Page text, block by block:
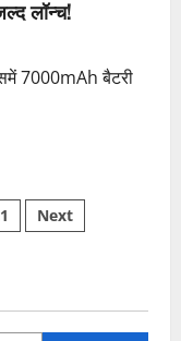
लॉन्च!
7000mAh बैटरी
Next